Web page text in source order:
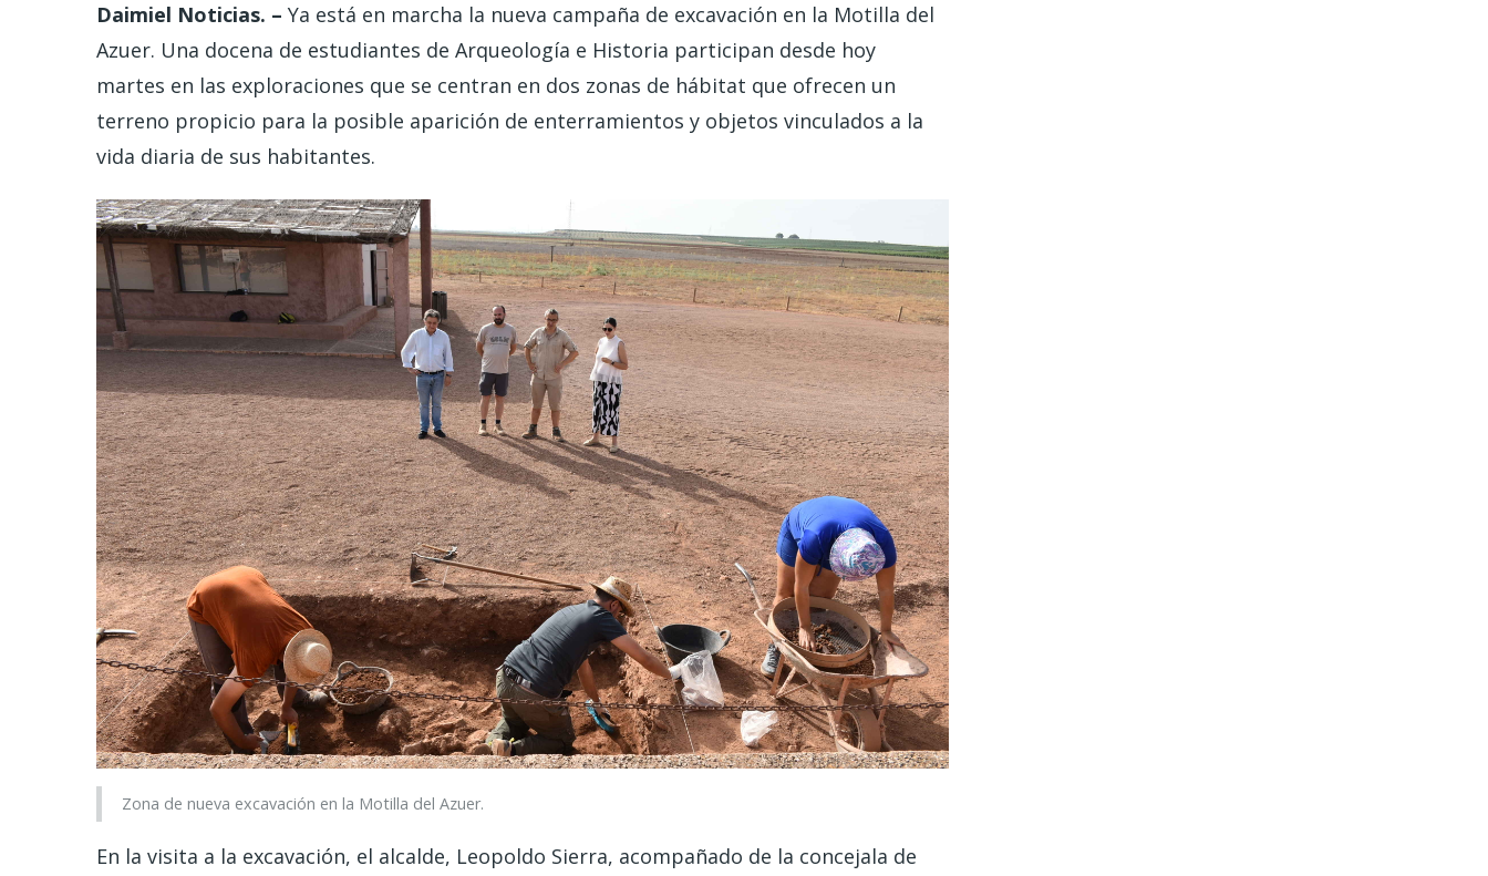
Daimiel Noticias. – Ya está en marcha la nueva campaña de excavación en la Motilla del
Azuer. Una docena de estudiantes de Arqueología e Historia participan desde hoy
martes en las exploraciones que se centran en dos zonas de hábitat que ofrecen un
terreno propicio para la posible aparición de enterramientos y objetos vinculados a la
vida diaria de sus habitantes.
Zona de nueva excavación en la Motilla del Azuer.
En la visita a la excavación, el alcalde, Leopoldo Sierra, acompañado de la concejala de